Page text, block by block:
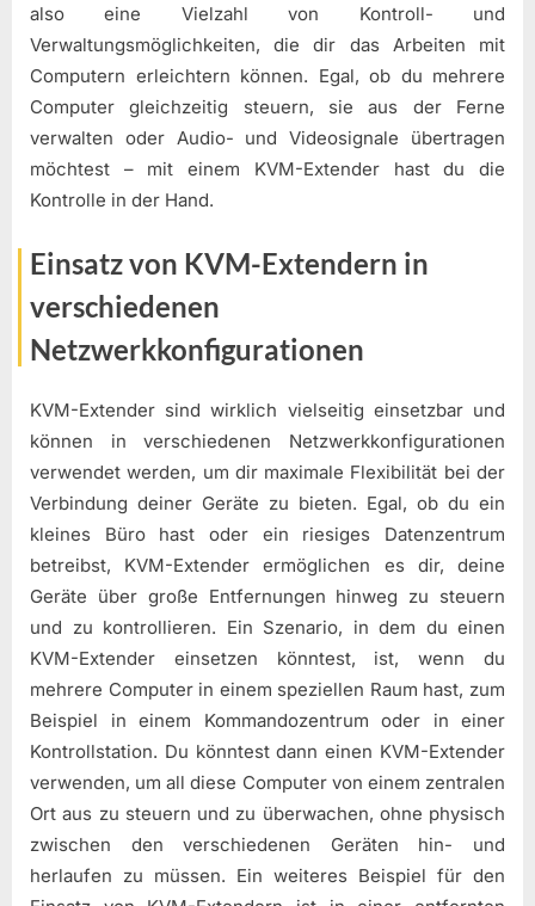
also eine Vielzahl von Kontroll- und
Verwaltungsmöglichkeiten, die dir das Arbeiten mit
Computern erleichtern können. Egal, ob du mehrere
Computer gleichzeitig steuern, sie aus der Ferne
verwalten oder Audio- und Videosignale übertragen
möchtest – mit einem KVM-Extender hast du die
Kontrolle in der Hand.
Einsatz von KVM-Extendern in
verschiedenen
Netzwerkkonfigurationen
KVM-Extender sind wirklich vielseitig einsetzbar und
können in verschiedenen Netzwerkkonfigurationen
verwendet werden, um dir maximale Flexibilität bei der
Verbindung deiner Geräte zu bieten. Egal, ob du ein
kleines Büro hast oder ein riesiges Datenzentrum
betreibst, KVM-Extender ermöglichen es dir, deine
Geräte über große Entfernungen hinweg zu steuern
und zu kontrollieren. Ein Szenario, in dem du einen
KVM-Extender einsetzen könntest, ist, wenn du
mehrere Computer in einem speziellen Raum hast, zum
Beispiel in einem Kommandozentrum oder in einer
Kontrollstation. Du könntest dann einen KVM-Extender
verwenden, um all diese Computer von einem zentralen
Ort aus zu steuern und zu überwachen, ohne physisch
zwischen den verschiedenen Geräten hin- und
herlaufen zu müssen. Ein weiteres Beispiel für den